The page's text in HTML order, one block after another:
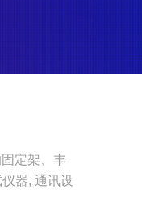
定架、丰
器, 通讯设